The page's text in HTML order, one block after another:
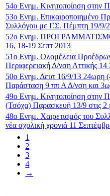
54ο Ενημ. Κινητοποίηση στην
53ο Ενημ. Επικαιροποιημένο
Συλλόγου με Γ.Σ. Πέμπτη 19/9/2
52o Ενημ.
16, 18-19 Σεπτ 2013
51ο Ενημ. Ολομέλεια
Περιφερειακή Δ/νση Αττικής 14
50o Ενημ. Δευτ 16/9/13 24ωρη
Παράσταση 9 ππ Α Δ/νση και
49ο Ενημ. Κινητοποίηση στην
(Τσόχα) Παρασκευή 13/9 στις 2
48ο Ενημ. Χαιρετισμός του
νέα σχολική χρονιά 11
1
2
3
4
→